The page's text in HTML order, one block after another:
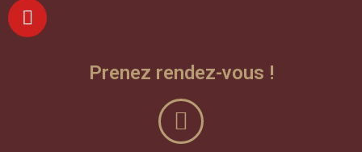
Prenez rendez-vous !